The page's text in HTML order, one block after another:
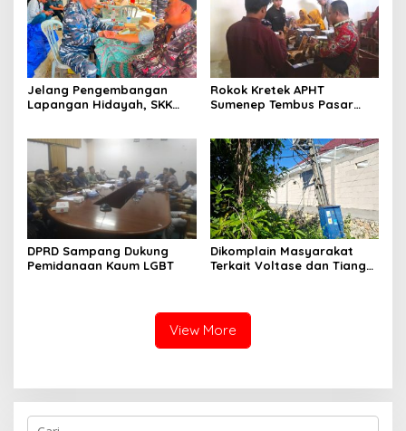
Jelang Pengembangan
Lapangan Hidayah, SKK
Nelayan Sampang
Rokok Kretek APHT
Sumenep Tembus Pasar
DPRD Sampang Dukung
Pemidanaan Kaum LGBT
Dikomplain Masyarakat
Terkait Voltase dan Tiang
View More
Cari